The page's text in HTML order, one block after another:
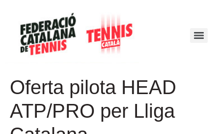
Oferta pilota HEAD
ATP/PRO per Lliga